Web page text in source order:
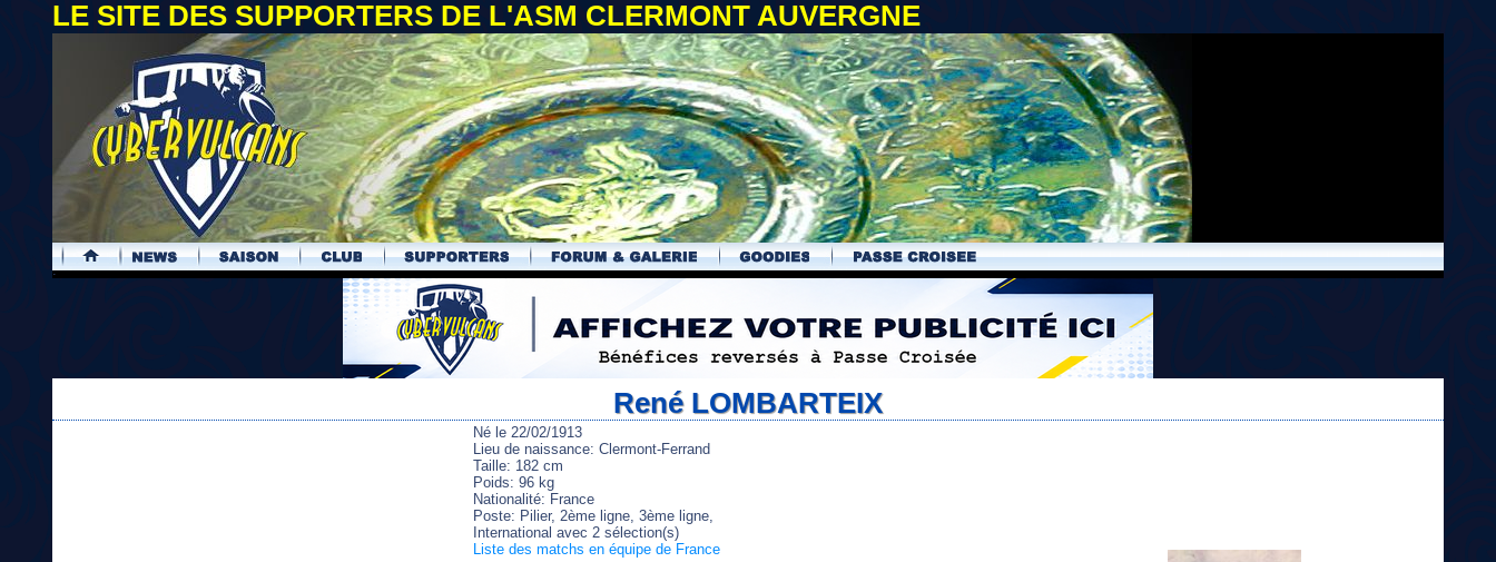
LE SITE DES SUPPORTERS DE L'ASM CLERMONT AUVERGNE
.
René LOMBARTEIX
Né le 22/02/1913
Lieu de naissance: Clermont-Ferrand
Taille: 182 cm
Poids: 96 kg
Nationalité: France
Poste: Pilier, 2ème ligne, 3ème ligne,
International avec 2 sélection(s)
Liste des matchs en équipe de France